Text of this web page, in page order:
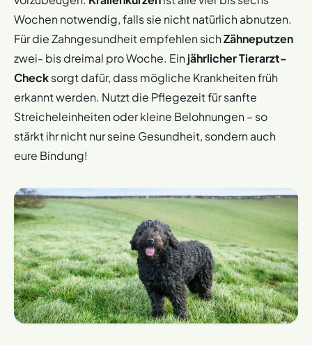
Wochen notwendig, falls sie nicht natürlich abnutzen.
Für die Zahngesundheit empfehlen sichZähneputzen
zwei- bis dreimal pro Woche. Einjährlicher Tierarzt-
Checksorgt dafür, dass mögliche Krankheiten früh
erkannt werden. Nutzt die Pflegezeit für sanfte
Streicheleinheiten oder kleine Belohnungen – so
stärkt ihr nicht nur seine Gesundheit, sondern auch
eure Bindung!